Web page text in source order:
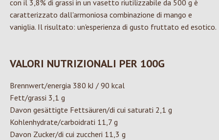
con il 3,8% di grassi in un vasetto riutilizzabile da 500 g è
caratterizzato dall'armoniosa combinazione di mango e
vaniglia. Il risultato: un'esperienza di gusto fruttato ed esotico.
VALORI NUTRIZIONALI PER 100G
Brennwert/energia 380 kJ / 90 kcal
Fett/grassi 3,1 g
Davon gesättigte Fettsäuren/di cui saturati 2,1 g
Kohlenhydrate/carboidrati 11,7 g
Davon Zucker/di cui zuccheri 11,3 g